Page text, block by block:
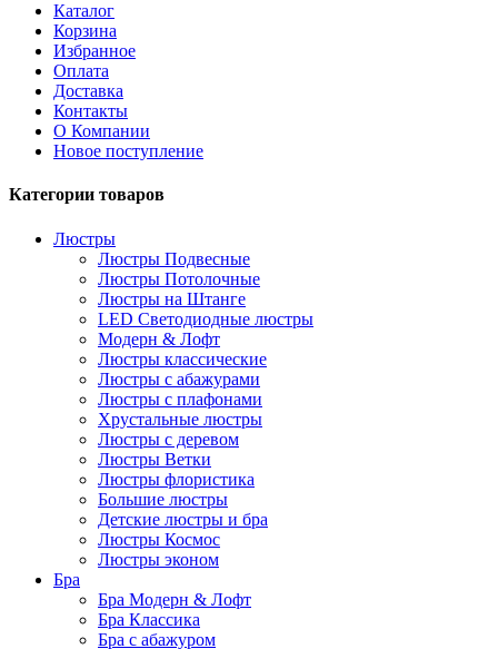
Каталог
Корзина
Избранное
Оплата
Доставка
Контакты
О Компании
Новое поступление
Категории товаров
Люстры
Люстры Подвесные
Люстры Потолочные
Люстры на Штанге
LED Светодиодные люстры
Модерн & Лофт
Люстры классические
Люстры с абажурами
Люстры с плафонами
Хрустальные люстры
Люстры с деревом
Люстры Ветки
Люстры флористика
Большие люстры
Детские люстры и бра
Люстры Космос
Люстры эконом
Бра
Бра Модерн & Лофт
Бра Классика
Бра с абажуром